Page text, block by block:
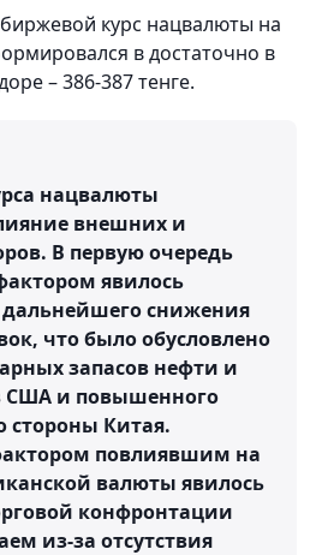
курс нацвалюты на
в достаточно в
– 386-387 тенге.
нацвалюты
внешних и
В первую очередь
явилось
дальнейшего снижения
что было обусловлено
запасов нефти и
США и повышенного
стороны Китая.
повлиявшим на
валюты явилось
конфронтации
из-за отсутствия